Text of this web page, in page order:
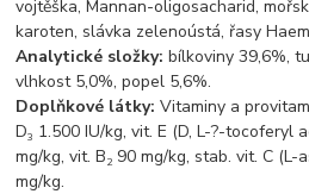
vojtěška, Mannan-oligosacharid,
karoten, slávka zelenoústá, řasy
Analytické složky:bílkoviny 39,6%,
vlhkost 5,0%, popel 5,6%.
Doplňkové látky:Vitaminy a
D3 1.500 IU/kg, vit. E (D, L-?-tocoferyl
mg/kg, vit. B2 90 mg/kg, stab. vit. C
mg/kg.